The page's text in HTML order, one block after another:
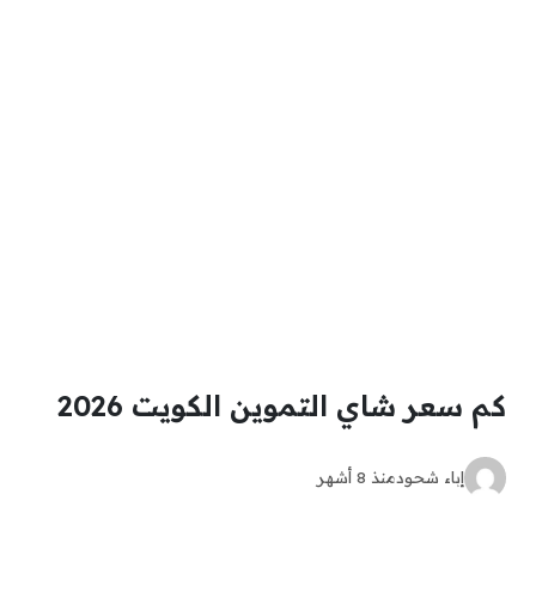
كم سعر شاي التموين الكويت 2026
إباء شحودمنذ 8 أشهر